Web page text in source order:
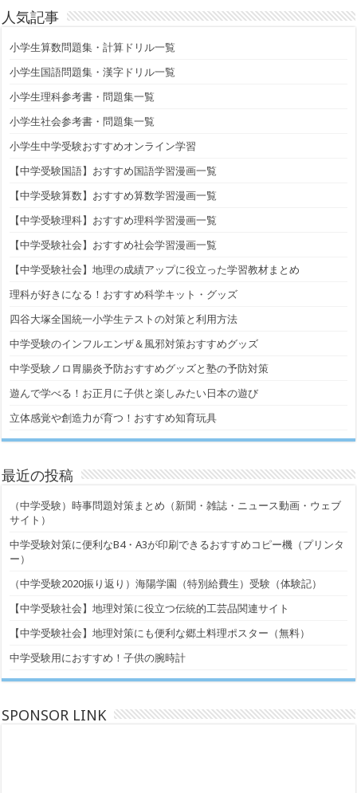
人気記事
小学生算数問題集・計算ドリル一覧
小学生国語問題集・漢字ドリル一覧
小学生理科参考書・問題集一覧
小学生社会参考書・問題集一覧
小学生中学受験おすすめオンライン学習
【中学受験国語】おすすめ国語学習漫画一覧
【中学受験算数】おすすめ算数学習漫画一覧
【中学受験理科】おすすめ理科学習漫画一覧
【中学受験社会】おすすめ社会学習漫画一覧
【中学受験社会】地理の成績アップに役立った学習教材まとめ
理科が好きになる！おすすめ科学キット・グッズ
四谷大塚全国統一小学生テストの対策と利用方法
中学受験のインフルエンザ＆風邪対策おすすめグッズ
中学受験ノロ胃腸炎予防おすすめグッズと塾の予防対策
遊んで学べる！お正月に子供と楽しみたい日本の遊び
立体感覚や創造力が育つ！おすすめ知育玩具
最近の投稿
（中学受験）時事問題対策まとめ（新聞・雑誌・ニュース動画・ウェブ
サイト）
中学受験対策に便利なB4・A3が印刷できるおすすめコピー機（プリンタ
ー）
（中学受験2020振り返り）海陽学園（特別給費生）受験（体験記）
【中学受験社会】地理対策に役立つ伝統的工芸品関連サイト
【中学受験社会】地理対策にも便利な郷土料理ポスター（無料）
中学受験用におすすめ！子供の腕時計
SPONSOR LINK